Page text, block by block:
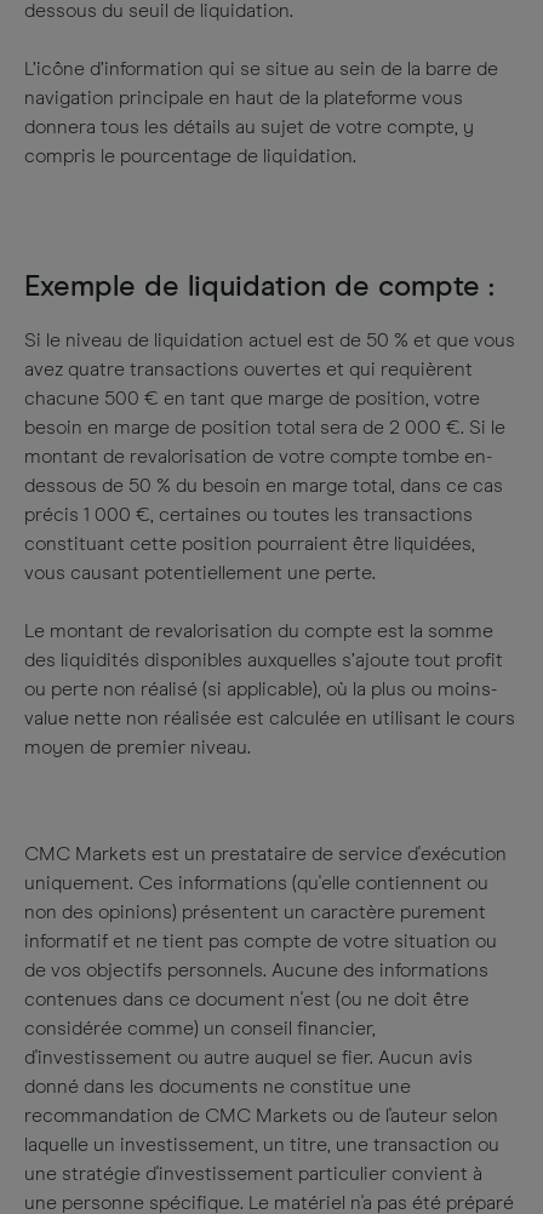
dessous du seuil de liquidation.
L’icône d’information qui se situe au sein de la barre de
navigation principale en haut de la plateforme vous
donnera tous les détails au sujet de votre compte, y
compris le pourcentage de liquidation.
Exemple de liquidation de compte :
Si le niveau de liquidation actuel est de 50 % et que vous
avez quatre transactions ouvertes et qui requièrent
chacune 500 € en tant que marge de position, votre
besoin en marge de position total sera de 2 000 €. Si le
montant de revalorisation de votre compte tombe en-
dessous de 50 % du besoin en marge total, dans ce cas
précis 1 000 €, certaines ou toutes les transactions
constituant cette position pourraient être liquidées,
vous causant potentiellement une perte.
Le montant de revalorisation du compte est la somme
des liquidités disponibles auxquelles s’ajoute tout profit
ou perte non réalisé (si applicable), où la plus ou moins-
value nette non réalisée est calculée en utilisant le cours
moyen de premier niveau.
CMC Markets est un prestataire de service d'exécution
uniquement. Ces informations (qu'elle contiennent ou
non des opinions) présentent un caractère purement
informatif et ne tient pas compte de votre situation ou
de vos objectifs personnels. Aucune des informations
contenues dans ce document n'est (ou ne doit être
considérée comme) un conseil financier,
d'investissement ou autre auquel se fier. Aucun avis
donné dans les documents ne constitue une
recommandation de CMC Markets ou de l'auteur selon
laquelle un investissement, un titre, une transaction ou
une stratégie d'investissement particulier convient à
une personne spécifique. Le matériel n'a pas été préparé